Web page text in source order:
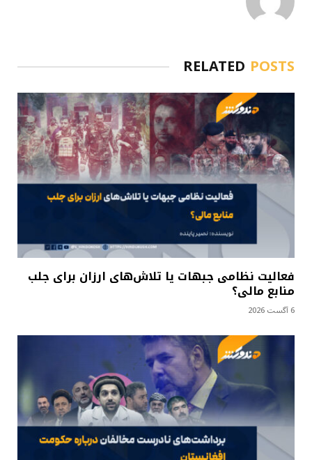
RELATED POSTS
فعالیت نظامی جبهات یا تلاش‌های ارزان برای جلب
منابع مالی؟
6 آگست 2026